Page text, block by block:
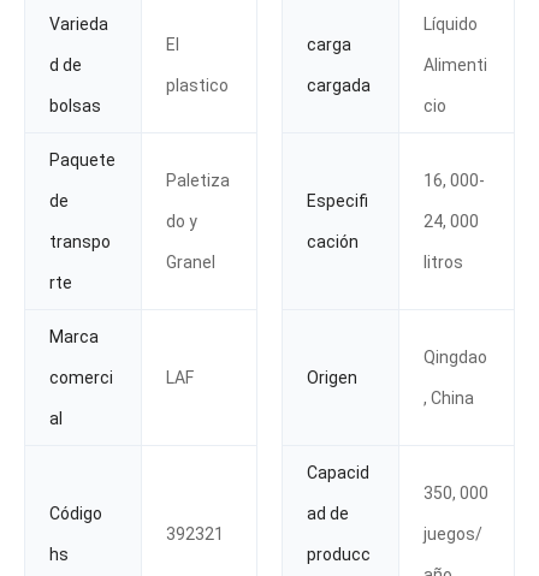
Varieda
d de
bolsas
El
plastico
carga
cargada
Líquido
Alimenti
cio
Paquete
de
transpo
rte
Paletiza
do y
Granel
Especifi
cación
16, 000-
24, 000
litros
Marca
comerci
al
LAF Origen
Qingdao
, China
Código
hs
392321
Capacid
ad de
producc
350, 000
juegos/